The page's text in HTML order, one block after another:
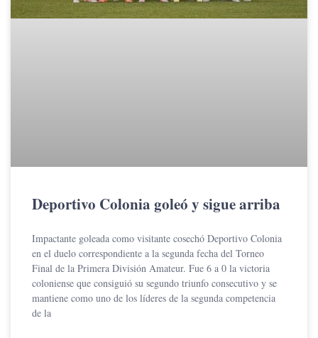
Deportivo Colonia goleó y sigue arriba
Impactante goleada como visitante cosechó Deportivo Colonia
en el duelo correspondiente a la segunda fecha del Torneo
Final de la Primera División Amateur. Fue 6 a 0 la victoria
coloniense que consiguió su segundo triunfo consecutivo y se
mantiene como uno de los líderes de la segunda competencia
de la